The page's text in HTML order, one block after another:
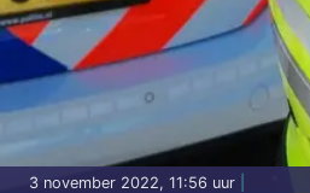
3 november 2022, 11:56 uur